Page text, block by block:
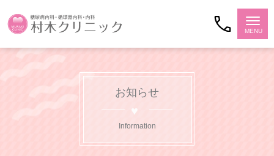
お知らせ
Information